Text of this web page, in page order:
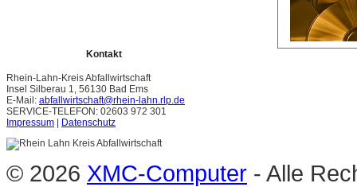
Kontakt
Rhein-Lahn-Kreis Abfallwirtschaft
Insel Silberau 1, 56130 Bad Ems
E-Mail: abfallwirtschaft@rhein-lahn.rlp.de
SERVICE-TELEFON: 02603 972 301
Impressum
Datenschutz
© 2026 XMC-Computer - Alle